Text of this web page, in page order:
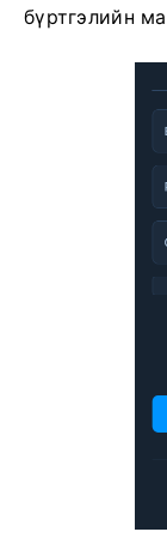
бүртгэлийн